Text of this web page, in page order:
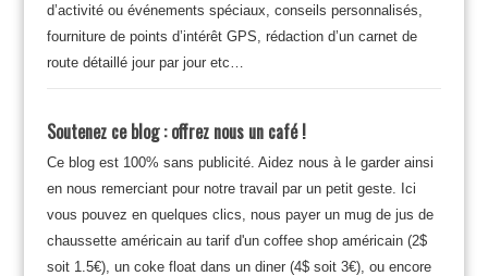
d’activité ou événements spéciaux, conseils personnalisés,
fourniture de points d’intérêt GPS, rédaction d’un carnet de
route détaillé jour par jour etc…
Soutenez ce blog : offrez nous un café !
Ce blog est 100% sans publicité. Aidez nous à le garder ainsi
en nous remerciant pour notre travail par un petit geste. Ici
vous pouvez en quelques clics, nous payer un mug de jus de
chaussette américain au tarif d'un coffee shop américain (2$
soit 1.5€), un coke float dans un diner (4$ soit 3€), ou encore